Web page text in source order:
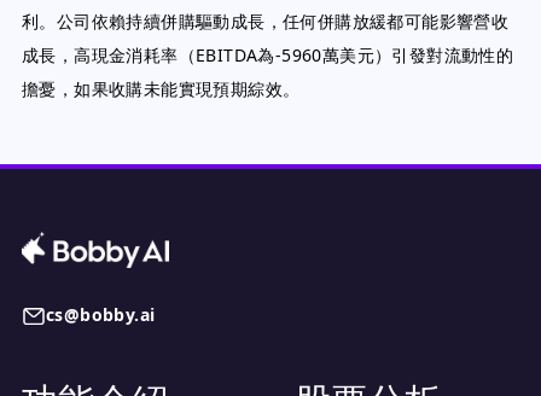
利。公司依賴持續併購驅動成長，任何併購放緩都可能影響營收
成長，高現金消耗率（EBITDA為-5960萬美元）引發對流動性的
擔憂，如果收購未能實現預期綜效。
cs@bobby.ai